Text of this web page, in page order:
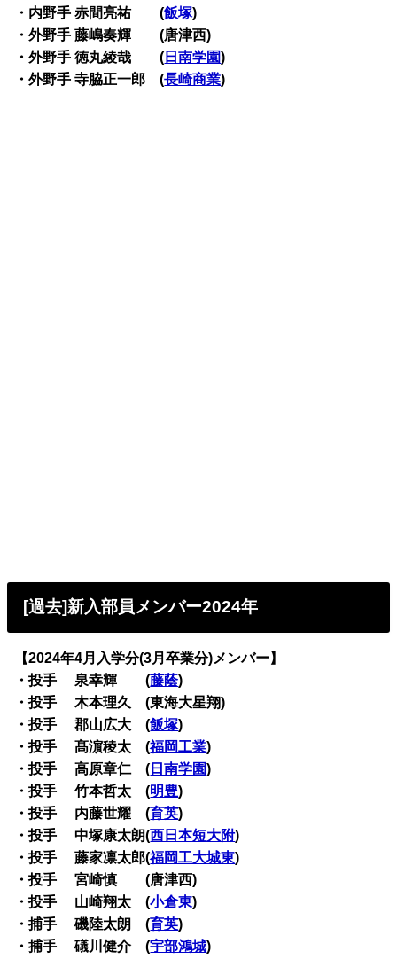
・内野手 赤間亮祐 (飯塚)
・外野手 藤嶋奏輝 (唐津西)
・外野手 徳丸綾哉 ( 日南学園)
・外野手 寺脇正一郎 (長崎商業)
[過去]新入部員メンバー2024年
【2024年4月入学分(3月卒業分)メンバー】
・投手 泉幸輝 (藤蔭)
・投手 木本理久 (東海大星翔)
・投手 郡山広大 (飯塚)
・投手 髙濵稜太 (福岡工業)
・投手 高原章仁 ( 日南学園)
・投手 竹本哲太 (明豊)
・投手 内藤世耀 (育英)
・投手 中塚康太朗(西日本短大附)
・投手 藤家凛太郎(福岡工大城東)
・投手 宮崎慎 (唐津西)
・投手 山崎翔太 (小倉東)
・捕手 磯陸太朗 (育英)
・捕手 礒川健介 (宇部鴻城)